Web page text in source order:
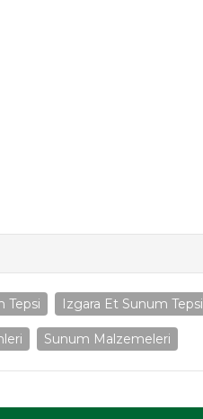
Tepsi Izgara Et Sunum Tepsi
Sunum Malzemeleri